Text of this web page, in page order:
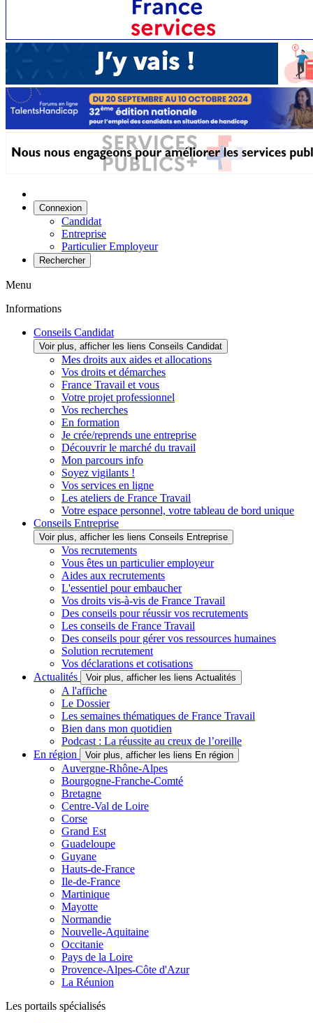
Connexion
Candidat
Entreprise
Particulier Employeur
Rechercher
Menu
Informations
Conseils Candidat
Voir plus, afficher les liens Conseils Candidat
Mes droits aux aides et allocations
Vos droits et démarches
France Travail et vous
Votre projet professionnel
Vos recherches
En formation
Je crée/reprends une entreprise
Découvrir le marché du travail
Mon parcours info
Soyez vigilants !
Vos services en ligne
Les ateliers de France Travail
Votre espace personnel, votre tableau de bord unique
Conseils Entreprise
Voir plus, afficher les liens Conseils Entreprise
Vos recrutements
Vous êtes un particulier employeur
Aides aux recrutements
L'essentiel pour embaucher
Vos droits vis-à-vis de France Travail
Des conseils pour réussir vos recrutements
Les conseils de France Travail
Des conseils pour gérer vos ressources humaines
Solution recrutement
Vos déclarations et cotisations
Actualités
Voir plus, afficher les liens Actualités
A l'affiche
Le Dossier
Les semaines thématiques de France Travail
Bien dans mon quotidien
Podcast : La réussite au creux de l’oreille
En région
Voir plus, afficher les liens En région
Auvergne-Rhône-Alpes
Bourgogne-Franche-Comté
Bretagne
Centre-Val de Loire
Corse
Grand Est
Guadeloupe
Guyane
Hauts-de-France
Ile-de-France
Martinique
Mayotte
Normandie
Nouvelle-Aquitaine
Occitanie
Pays de la Loire
Provence-Alpes-Côte d'Azur
La Réunion
Les portails spécialisés